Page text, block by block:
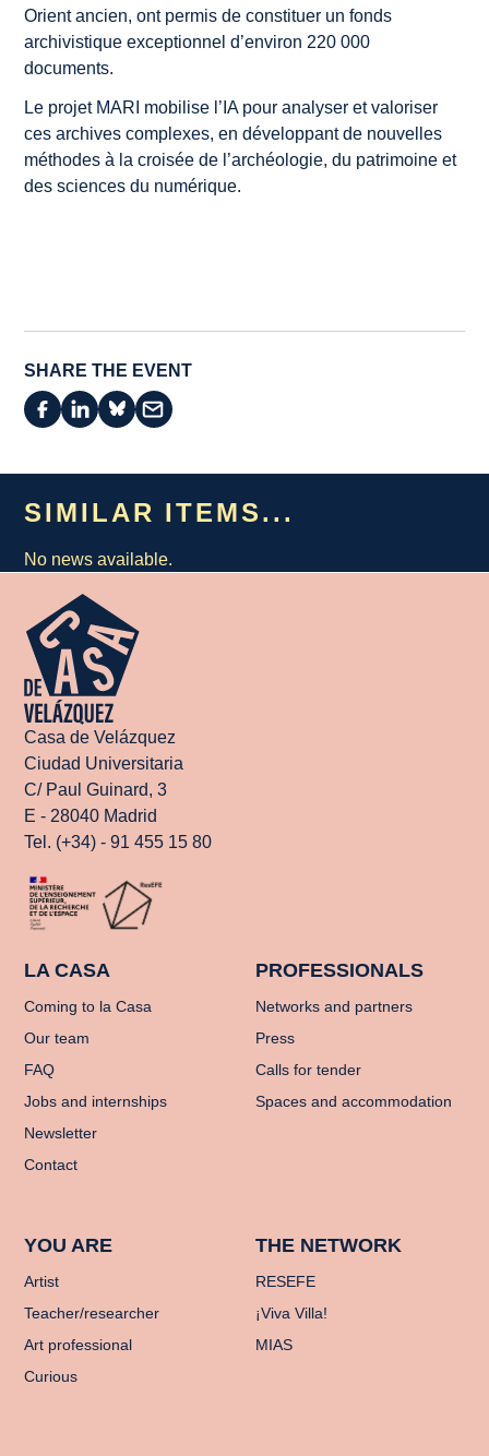
Orient ancien, ont permis de constituer un fonds
archivistique exceptionnel d’environ 220 000
documents.
Le projet MARI mobilise l’IA pour analyser et valoriser
ces archives complexes, en développant de nouvelles
méthodes à la croisée de l’archéologie, du patrimoine et
des sciences du numérique.
SHARE THE EVENT
SIMILAR ITEMS...
No news available.
Casa de Velázquez
Ciudad Universitaria
C/ Paul Guinard, 3
E - 28040 Madrid
Tel. (+34) - 91 455 15 80
LA CASA
Coming to la Casa
Our team
FAQ
Jobs and internships
Newsletter
Contact
PROFESSIONALS
Networks and partners
Press
Calls for tender
Spaces and accommodation
YOU ARE
Artist
Teacher/researcher
Art professional
Curious
THE NETWORK
RESEFE
¡Viva Villa!
MIAS